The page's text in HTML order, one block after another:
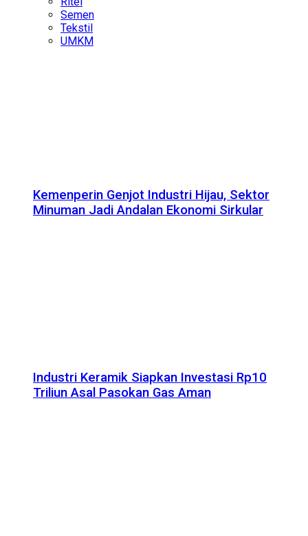
Semen
Tekstil
UMKM
Kemenperin Genjot Industri Hijau, Sektor
Minuman Jadi Andalan Ekonomi Sirkular
Industri Keramik Siapkan Investasi Rp10
Triliun Asal Pasokan Gas Aman